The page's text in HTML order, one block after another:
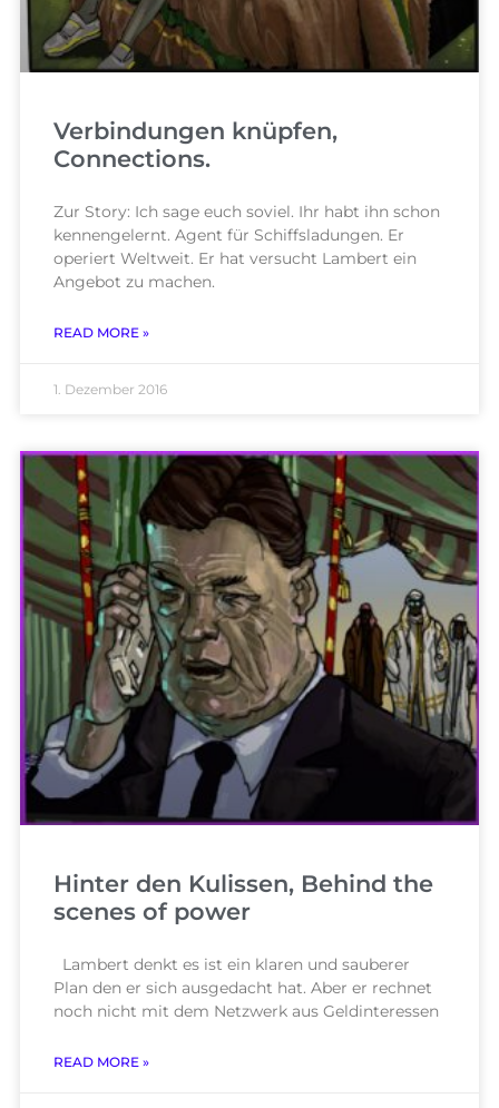
Verbindungen knüpfen,
Connections.
Zur Story: Ich sage euch soviel. Ihr habt ihn schon
kennengelernt. Agent für Schiffsladungen. Er
operiert Weltweit. Er hat versucht Lambert ein
Angebot zu machen.
READ MORE »
1. Dezember 2016
Hinter den Kulissen, Behind the
scenes of power
Lambert denkt es ist ein klaren und sauberer
Plan den er sich ausgedacht hat. Aber er rechnet
noch nicht mit dem Netzwerk aus Geldinteressen
READ MORE »